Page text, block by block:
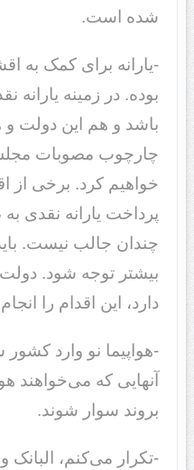
شده است.
-یارانه برای کمک به
بوده. در زمینه یارانه
باشد و هم این دولت و
چارچوب مصوبات مجلس
خواهیم کرد. برخی از
پرداخت یارانه نقدی
چندان جالب نیست.
بیشتر توجه شود.
دارد، این اقدام را
-هواپیما نو وارد
آنهایی که می‌خواهند
بروند سوار شوند.
-تکرار می‌کنم، البانک